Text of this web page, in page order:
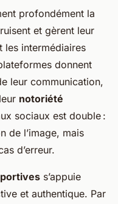
profondément la
et gèrent leur
les intermédiaires
donnent
leur communication,
notoriété
sociaux est double :
de l’image, mais
d’erreur.
s’appuie
et authentique. Par